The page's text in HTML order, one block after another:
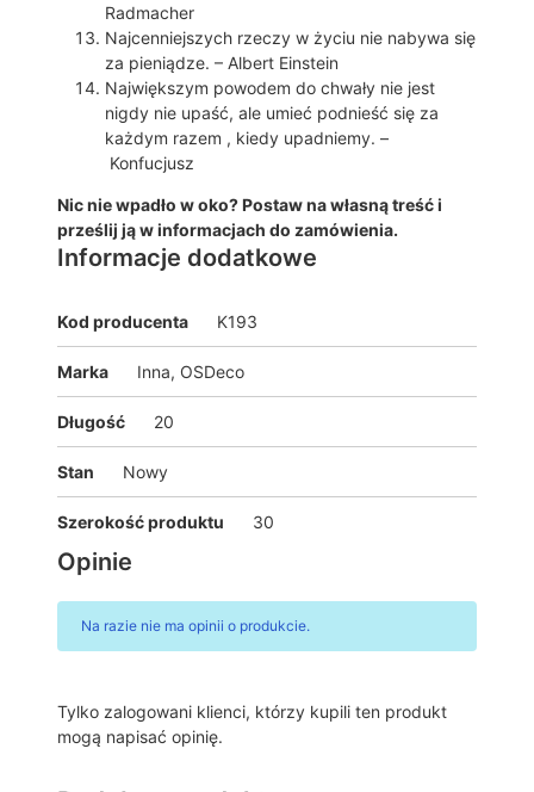
Radmacher
Najcenniejszych rzeczy w życiu nie nabywa się
za pieniądze. – Albert Einstein
Największym powodem do chwały nie jest
nigdy nie upaść, ale umieć podnieść się za
każdym razem , kiedy upadniemy. –
Konfucjusz
Nic nie wpadło w oko? Postaw na własną treść i
prześlij ją w informacjach do zamówienia.
Informacje dodatkowe
Kod producenta K193
Marka Inna, OSDeco
Długość 20
Stan Nowy
Szerokość produktu 30
Opinie
Na razie nie ma opinii o produkcie.
Tylko zalogowani klienci, którzy kupili ten produkt
mogą napisać opinię.